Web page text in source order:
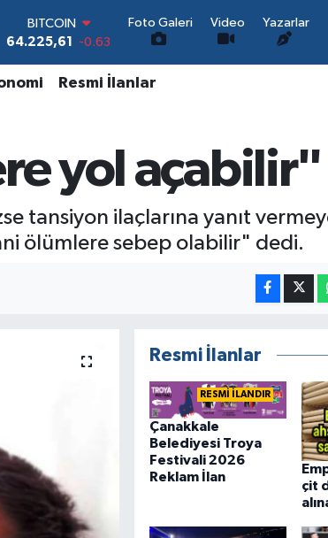
DOLAR
47,6704
0
55,0406 -0.08
BİST100
13.799 70
BITCOIN
64.225,61 -0.63
Foto Galeri Video Yazarlar
Resmi İlanlar
yol açabilir"
tansiyon ilaçlarına yanıt
ölümlere sebep olabilir" dedi.
Resmi İlanlar
RESMİ İLANDIR
Çanakkale
Belediyesi Troya
Festivali 2026
Reklam İlan
çit